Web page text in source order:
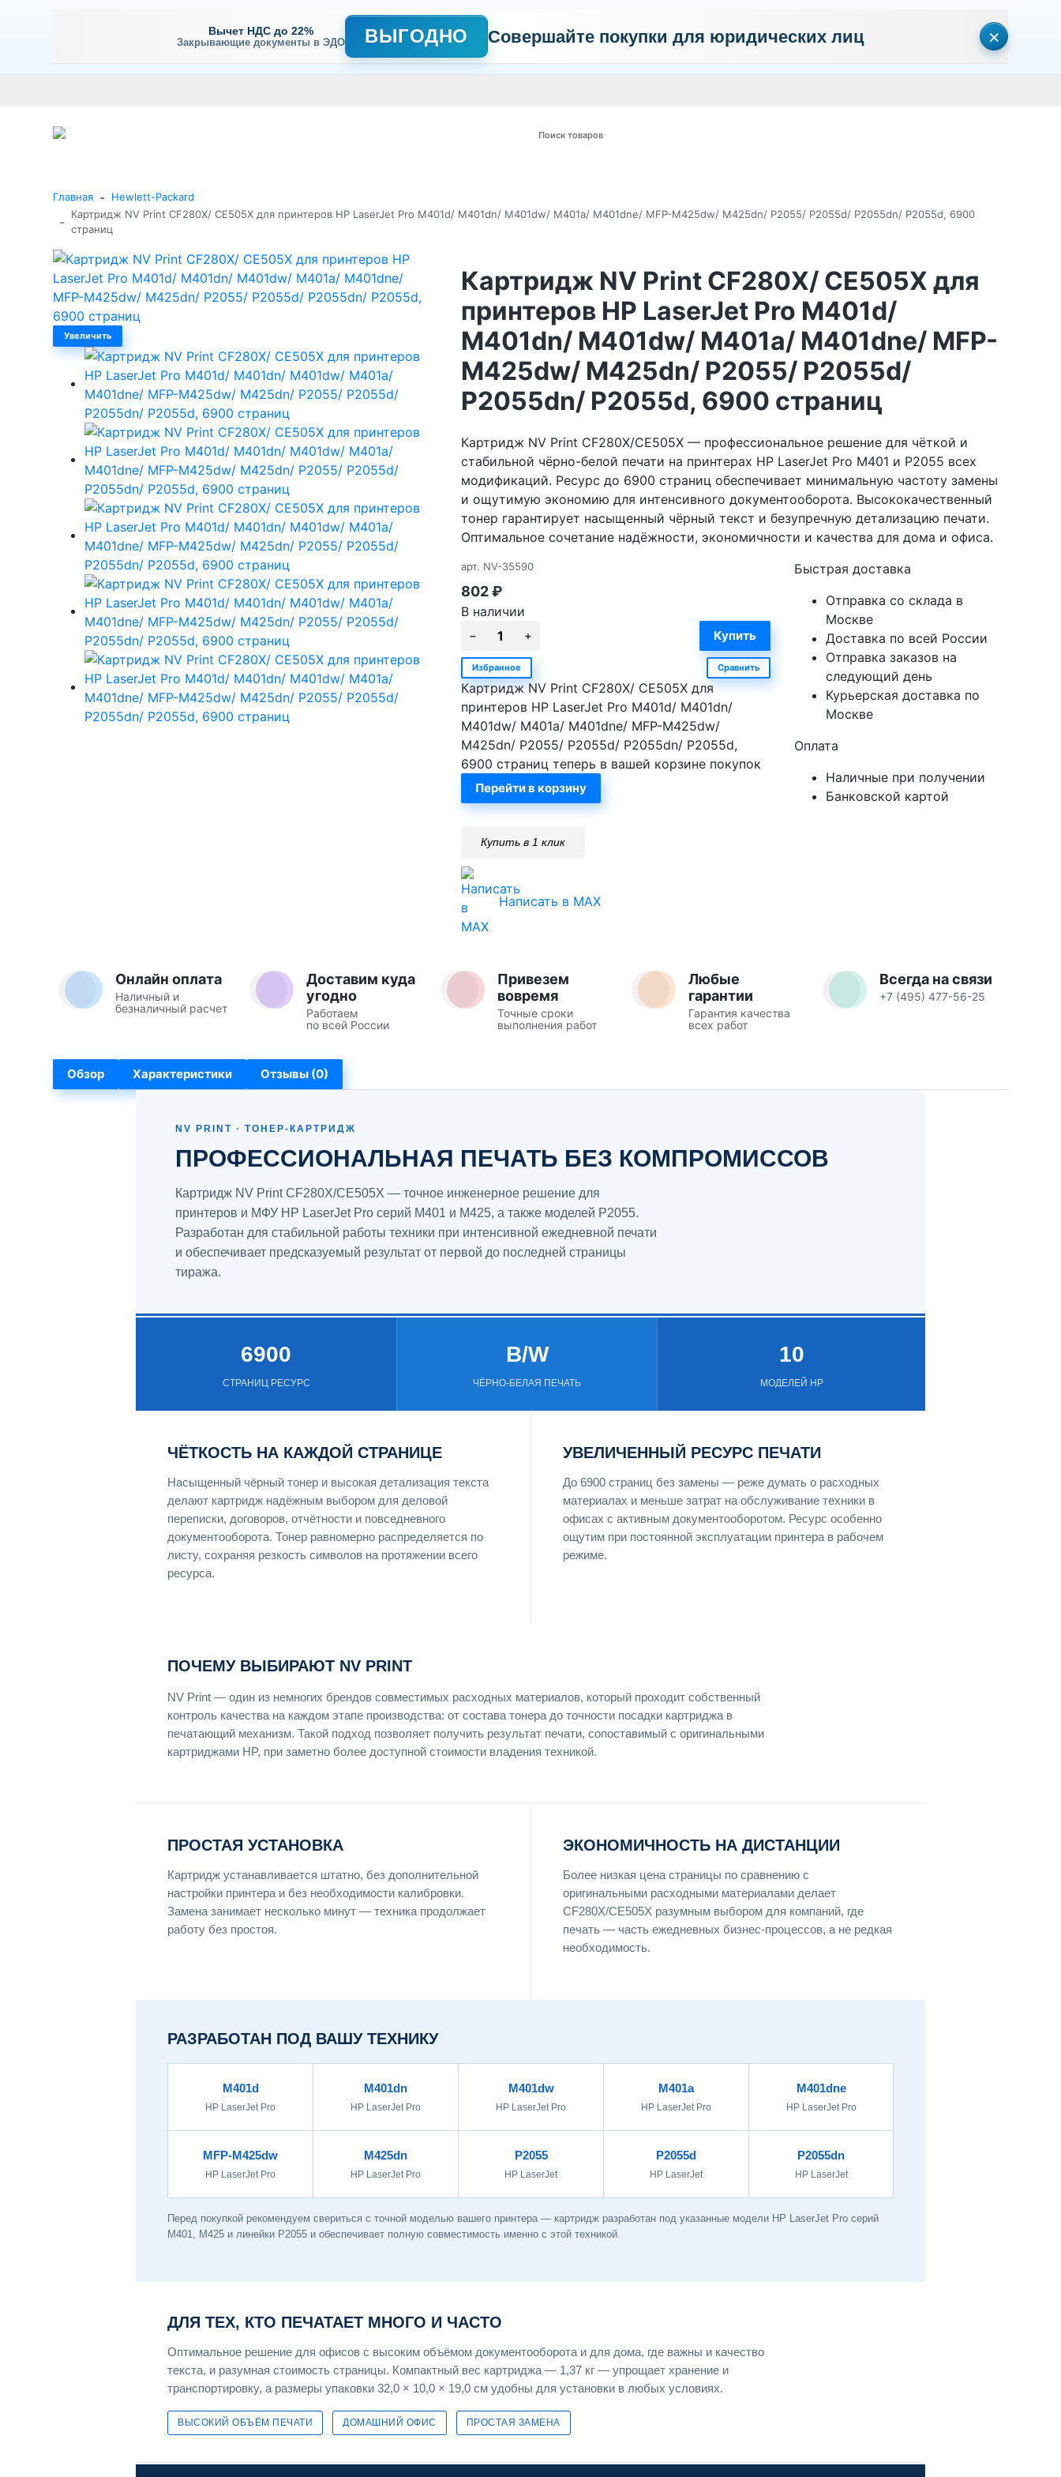
Вычет НДС до 22%
Закрывающие документы в ЭДО ВЫГОДНО Совершайте покупки для юридических лиц ×
Главная - Hewlett-Packard
-
Картридж NV Print CF280X/ CE505X для принтеров HP LaserJet Pro M401d/ M401dn/ M401dw/ M401a/ M401dne/ MFP-M425dw/ M425dn/ P2055/ P2055d/ P2055dn/ P2055d, 6900
страниц
Увеличить
Картридж NV Print CF280X/ CE505X для
принтеров HP LaserJet Pro M401d/
M401dn/ M401dw/ M401a/ M401dne/ MFP-
M425dw/ M425dn/ P2055/ P2055d/
P2055dn/ P2055d, 6900 страниц
Картридж NV Print CF280X/CE505X — профессиональное решение для чёткой и
стабильной чёрно-белой печати на принтерах HP LaserJet Pro M401 и P2055 всех
модификаций. Ресурс до 6900 страниц обеспечивает минимальную частоту замены
и ощутимую экономию для интенсивного документооборота. Высококачественный
тонер гарантирует насыщенный чёрный текст и безупречную детализацию печати.
Оптимальное сочетание надёжности, экономичности и качества для дома и офиса.
арт. NV-35590
802₽
В наличии
Избранное Сравнить
Картридж NV Print CF280X/ CE505X для
принтеров HP LaserJet Pro M401d/ M401dn/
M401dw/ M401a/ M401dne/ MFP-M425dw/
M425dn/ P2055/ P2055d/ P2055dn/ P2055d,
6900 страниц теперь в вашей корзине покупок
Перейти в корзину
Быстрая доставка
Отправка со склада в
Москве
Доставка по всей России
Отправка заказов на
следующий день
Курьерская доставка по
Москве
Оплата
Наличные при получении
Банковской картой
Купить в 1 клик
Написать в MAX
Онлайн оплата
Наличный и
безналичный расчет
Доставим куда
угодно
Работаем
по всей России
Привезем
вовремя
Точные сроки
выполнения работ
Любые
гарантии
Гарантия качества
всех работ
Всегда на связи
+7 (495) 477-56-25
Обзор Характеристики Отзывы (0)
NV PRINT · ТОНЕР-КАРТРИДЖ
ПРОФЕССИОНАЛЬНАЯ ПЕЧАТЬ БЕЗ КОМПРОМИССОВ
Картридж NV Print CF280X/CE505X — точное инженерное решение для
принтеров и МФУ HP LaserJet Pro серий M401 и M425, а также моделей P2055.
Разработан для стабильной работы техники при интенсивной ежедневной печати
и обеспечивает предсказуемый результат от первой до последней страницы
тиража.
6900
СТРАНИЦ РЕСУРС
B/W
ЧЁРНО-БЕЛАЯ ПЕЧАТЬ
10
МОДЕЛЕЙ HP
ЧЁТКОСТЬ НА КАЖДОЙ СТРАНИЦЕ
Насыщенный чёрный тонер и высокая детализация текста
делают картридж надёжным выбором для деловой
переписки, договоров, отчётности и повседневного
документооборота. Тонер равномерно распределяется по
листу, сохраняя резкость символов на протяжении всего
ресурса.
УВЕЛИЧЕННЫЙ РЕСУРС ПЕЧАТИ
До 6900 страниц без замены — реже думать о расходных
материалах и меньше затрат на обслуживание техники в
офисах с активным документооборотом. Ресурс особенно
ощутим при постоянной эксплуатации принтера в рабочем
режиме.
ПОЧЕМУ ВЫБИРАЮТ NV PRINT
NV Print — один из немногих брендов совместимых расходных материалов, который проходит собственный
контроль качества на каждом этапе производства: от состава тонера до точности посадки картриджа в
печатающий механизм. Такой подход позволяет получить результат печати, сопоставимый с оригинальными
картриджами HP, при заметно более доступной стоимости владения техникой.
ПРОСТАЯ УСТАНОВКА
Картридж устанавливается штатно, без дополнительной
настройки принтера и без необходимости калибровки.
Замена занимает несколько минут — техника продолжает
работу без простоя.
ЭКОНОМИЧНОСТЬ НА ДИСТАНЦИИ
Более низкая цена страницы по сравнению с
оригинальными расходными материалами делает
CF280X/CE505X разумным выбором для компаний, где
печать — часть ежедневных бизнес-процессов, а не редкая
необходимость.
РАЗРАБОТАН ПОД ВАШУ ТЕХНИКУ
M401d
HP LaserJet Pro
M401dn
HP LaserJet Pro
M401dw
HP LaserJet Pro
M401a
HP LaserJet Pro
M401dne
HP LaserJet Pro
MFP-M425dw
HP LaserJet Pro
M425dn
HP LaserJet Pro
P2055
HP LaserJet
P2055d
HP LaserJet
P2055dn
HP LaserJet
Перед покупкой рекомендуем свериться с точной моделью вашего принтера — картридж разработан под указанные модели HP LaserJet Pro серий
M401, M425 и линейки P2055 и обеспечивает полную совместимость именно с этой техникой.
ДЛЯ ТЕХ, КТО ПЕЧАТАЕТ МНОГО И ЧАСТО
Оптимальное решение для офисов с высоким объёмом документооборота и для дома, где важны и качество
текста, и разумная стоимость страницы. Компактный вес картриджа — 1,37 кг — упрощает хранение и
транспортировку, а размеры упаковки 32,0 × 10,0 × 19,0 см удобны для установки в любых условиях.
ВЫСОКИЙ ОБЪЁМ ПЕЧАТИ ДОМАШНИЙ ОФИС ПРОСТАЯ ЗАМЕНА